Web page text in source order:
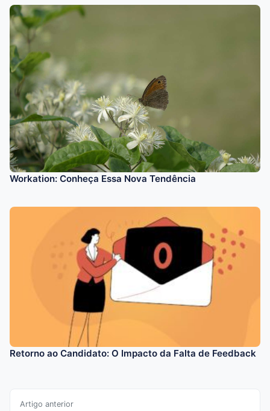
Workation: Conheça Essa Nova Tendência
Retorno ao Candidato: O Impacto da Falta de Feedback
Artigo anterior